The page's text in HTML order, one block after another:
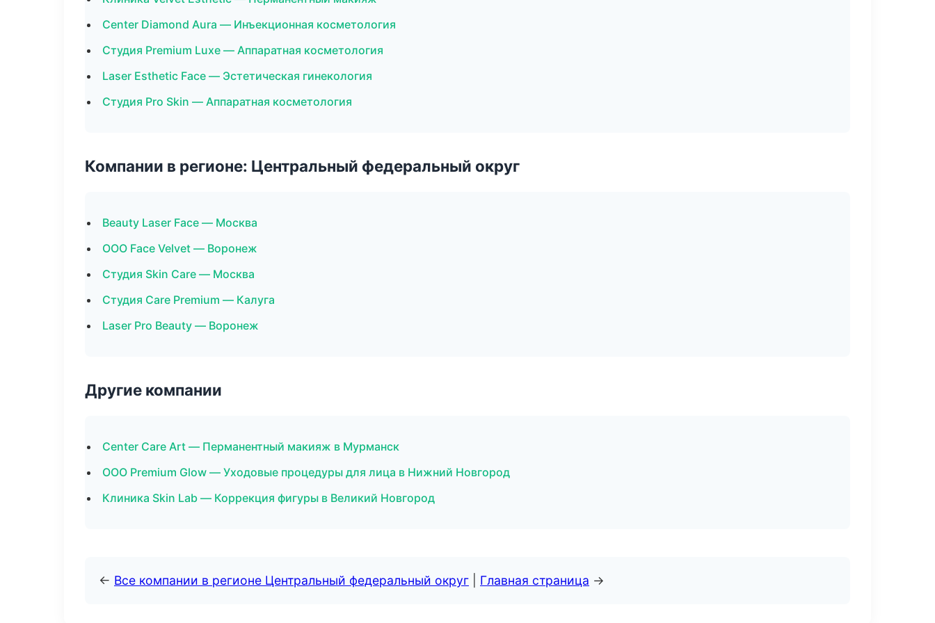
Center Diamond Aura — Инъекционная косметология
Студия Premium Luxe — Аппаратная косметология
Laser Esthetic Face — Эстетическая гинекология
Студия Pro Skin — Аппаратная косметология
Компании в регионе: Центральный федеральный округ
Beauty Laser Face — Москва
ООО Face Velvet — Воронеж
Студия Skin Care — Москва
Студия Care Premium — Калуга
Laser Pro Beauty — Воронеж
Другие компании
Center Care Art — Перманентный макияж в Мурманск
ООО Premium Glow — Уходовые процедуры для лица в Нижний Новгород
Клиника Skin Lab — Коррекция фигуры в Великий Новгород
← Все компании в регионе Центральный федеральный округ Главная страница →